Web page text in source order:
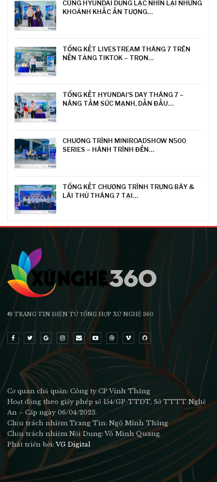
CÙNG HYUNDAI DŨNG LẠC NHÌN LẠI NHỮNG
KHOẢNH KHẮC ẤN TƯỢNG…
TỔNG KẾT LIVESTREAM THÁNG 7 TRÊN
NỀN TẢNG TIKTOK – TRỌN…
TỔNG KẾT HYUNDAI’S DAY THÁNG 7 –
NÂNG TẦM SỨC MẠNH, DẪN ĐẦU…
CHƯƠNG TRÌNH MINIROADSHOW N500
SERIES – HÀNH TRÌNH ĐẾN…
TỔNG KẾT CHƯƠNG TRÌNH TRƯNG BÀY &
LÁI THỬ THÁNG 7 TẠI…
® TRANG TIN ĐIỆN TỬ ТỔNG HỢP XỨ NGHỆ 360
Cơ quan chủ quản: Công ty CP Vinh Thắng
Hoạt động theo giấy phép số 154/GP-TTĐT, Sở TTTT Nghệ
An – Cấp ngày 06/04/2023.
Chịu trách nhiệm Trang Tin: Ngô Minh Thắng
Chịu trách nhiệm Nội Dung: Võ Minh Quang
Phát triển bởi:VG Digital